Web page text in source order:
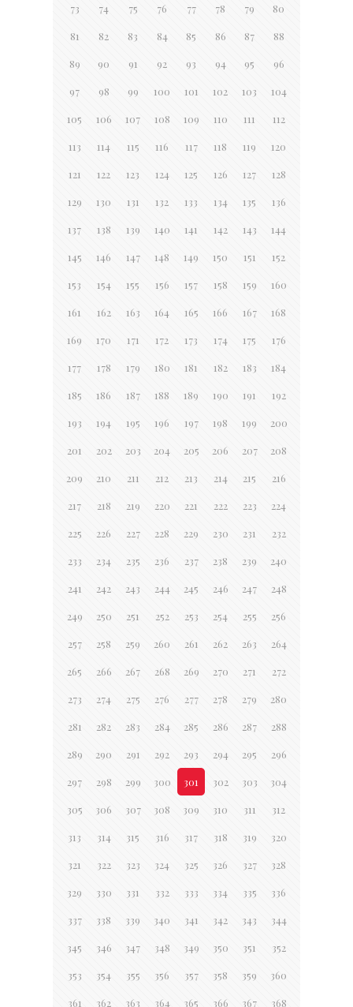
73 74 75 76 77 78 79 80
81 82 83 84 85 86 87 88
89 90 91 92 93 94 95 96
97 98 99 100 101 102 103 104
105 106 107 108 109 110 111 112
113 114 115 116 117 118 119 120
121 122 123 124 125 126 127 128
129 130 131 132 133 134 135 136
137 138 139 140 141 142 143 144
145 146 147 148 149 150 151 152
153 154 155 156 157 158 159 160
161 162 163 164 165 166 167 168
169 170 171 172 173 174 175 176
177 178 179 180 181 182 183 184
185 186 187 188 189 190 191 192
193 194 195 196 197 198 199 200
201 202 203 204 205 206 207 208
209 210 211 212 213 214 215 216
217 218 219 220 221 222 223 224
225 226 227 228 229 230 231 232
233 234 235 236 237 238 239 240
241 242 243 244 245 246 247 248
249 250 251 252 253 254 255 256
257 258 259 260 261 262 263 264
265 266 267 268 269 270 271 272
273 274 275 276 277 278 279 280
281 282 283 284 285 286 287 288
289 290 291 292 293 294 295 296
297 298 299 300 301 302 303 304
305 306 307 308 309 310 311 312
313 314 315 316 317 318 319 320
321 322 323 324 325 326 327 328
329 330 331 332 333 334 335 336
337 338 339 340 341 342 343 344
345 346 347 348 349 350 351 352
353 354 355 356 357 358 359 360
361 362 363 364 365 366 367 368